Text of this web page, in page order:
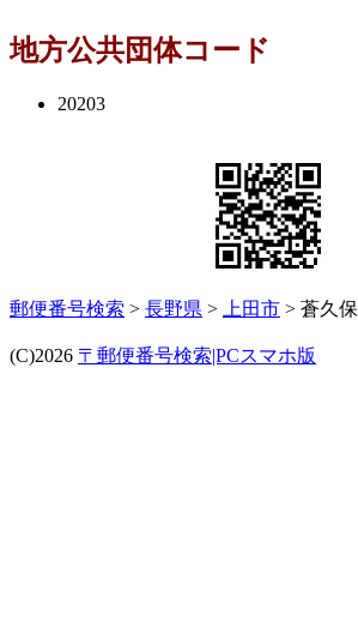
地方公共団体コード
20203
郵便番号検索 > 長野県 > 上田市 > 蒼久保
(C)2026 〒郵便番号検索|PCスマホ版